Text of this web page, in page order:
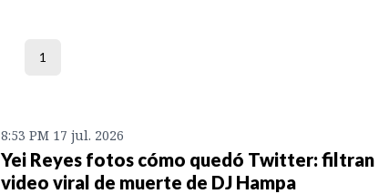
1
8:53 PM 17 jul. 2026
Yei Reyes fotos cómo quedó Twitter: filtran
video viral de muerte de DJ Hampa